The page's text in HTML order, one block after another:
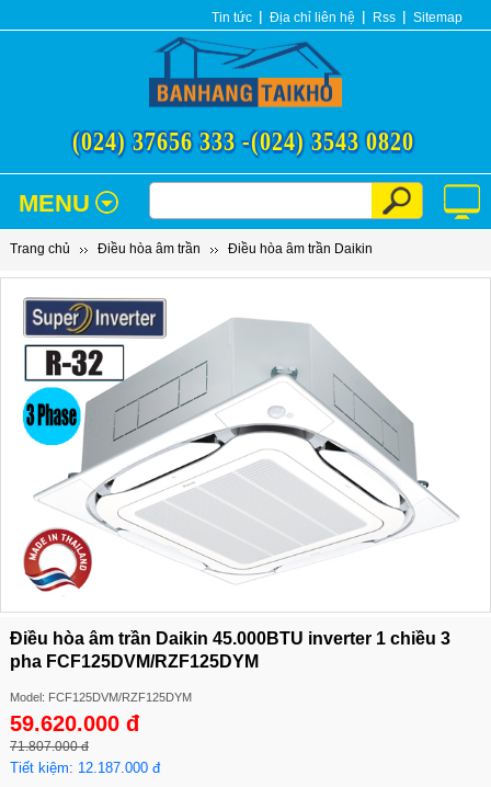
Tin tức Địa chỉ liên hệ Rss Sitemap
(024) 37656 333 -(024) 3543 0820
MENU
Trang chủ Điều hòa âm trần Điều hòa âm trần Daikin
Điều hòa âm trần Daikin 45.000BTU inverter 1 chiều 3
pha FCF125DVM/RZF125DYM
Model: FCF125DVM/RZF125DYM
59.620.000 đ
71.807.000 đ
Tiết kiệm: 12.187.000 đ